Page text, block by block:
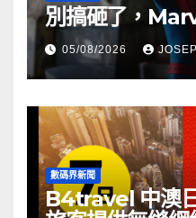
別搞砸了，
05/08/2026
數碼界新聞
B4travel 中澳